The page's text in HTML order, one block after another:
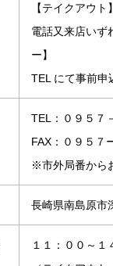
【テイクアウト】
電話又来店いず
ー】
TEL にて事前申
TEL：０９５７
FAX：０９５７
※市外局番から
長崎県南島原市
１１：００～１